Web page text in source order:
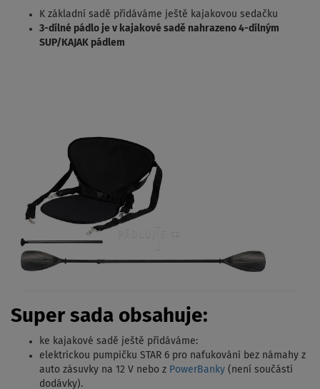
K základní sadě přidáváme ještě kajakovou sedačku
3-dílné pádlo je v kajakové sadě nahrazeno 4-dílným
SUP/KAJAK pádlem
Super sada obsahuje:
ke kajakové sadě ještě přidáváme:
elektrickou pumpičku STAR 6 pro nafukování bez námahy z
auto zásuvky na 12 V nebo z PowerBanky (není součástí
dodávky).